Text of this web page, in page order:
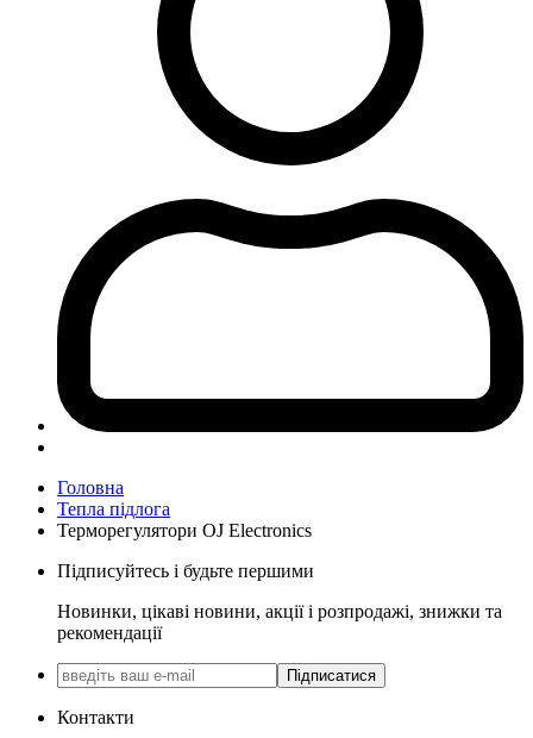
Головна
Тепла підлога
Терморегулятори OJ Electronics
Підписуйтесь і будьте першими
Новинки, цікаві новини, акції і розпродажі, знижки та
рекомендації
Підписатися
Контакти